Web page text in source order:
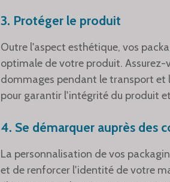
3. Protéger le produit
Outre l'aspect esthétique, vos
optimale de votre produit.
dommages pendant le transport et
pour garantir l'intégrité du produit
4. Se démarquer auprès des
La personnalisation de vos
et de renforcer l'identité de votre